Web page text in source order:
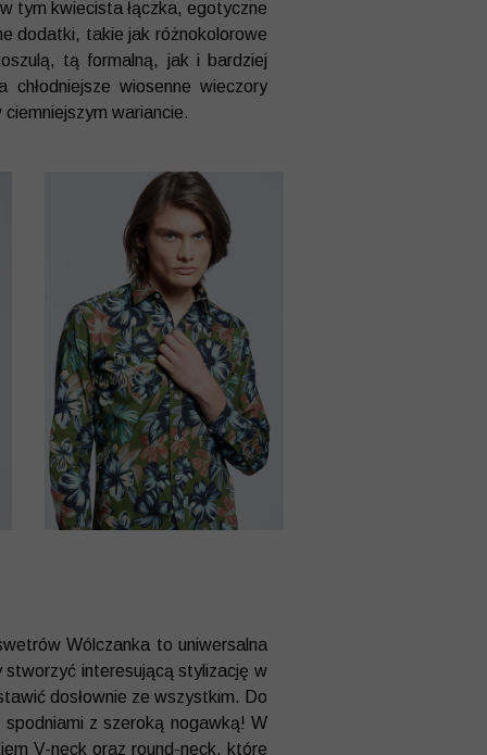
tym kwiecista łączka, egotyczne
dodatki, takie jak różnokolorowe
tą formalną, jak i bardziej
wiosenne wieczory
wariancie.
Wólczanka to uniwersalna
stworzyć interesującą stylizację w
dosłownie ze wszystkim. Do
z szeroką nogawką! W
V-neck oraz round-neck, które